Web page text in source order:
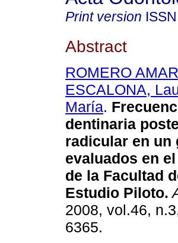
Print version ISSN
Abstract
ROMERO
ESCALONA,
María.
dentinaria
radicular en un
evaluados en
de la Facultad
Estudio Piloto.
2008, vol.46,
6365.